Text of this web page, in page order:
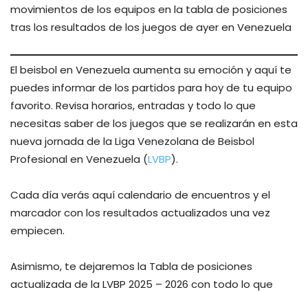
movimientos de los equipos en la tabla de posiciones
tras los resultados de los juegos de ayer en Venezuela
El beisbol en Venezuela aumenta su emoción y aquí te
puedes informar de los partidos para hoy de tu equipo
favorito. Revisa horarios, entradas y todo lo que
necesitas saber de los juegos que se realizarán en esta
nueva jornada de la Liga Venezolana de Beisbol
Profesional en Venezuela (LVBP).
Cada día verás aquí calendario de encuentros y el
marcador con los resultados actualizados una vez
empiecen.
Asimismo, te dejaremos la Tabla de posiciones
actualizada de la LVBP 2025 – 2026 con todo lo que